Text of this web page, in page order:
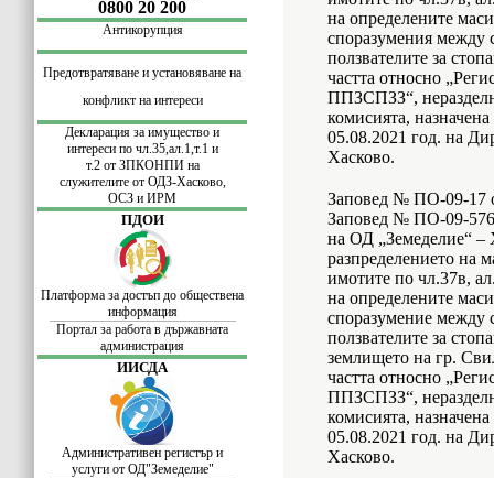
0800 20 200
Антикорупция
Предотвратяване и установяване на
конфликт на интереси
Декларация за имущество и
интереси по чл.35,ал.1,т.1 и
т.2 от ЗПКОНПИ на
служителите от ОДЗ-Хасково,
ОСЗ и ИРМ
ПДОИ
Платформа за достъп до обществена
информация
Портал за работа в държавната
администрация
ИИСДА
Административен регистър и
услуги от ОД"Земеделие"
на определените
споразумения между
ползвателите за
частта относно
ППЗСПЗЗ“,
комисията,
05.08.2021 год. на
Хасково.
Заповед № ПО-09-17
Заповед № ПО-09-
на ОД „Земеделие“ –
разпределението на
имотите по чл.37в,
на определените
споразумение между
ползвателите за
землището на гр.
частта относно
ППЗСПЗЗ“,
комисията,
05.08.2021 год. на
Хасково.